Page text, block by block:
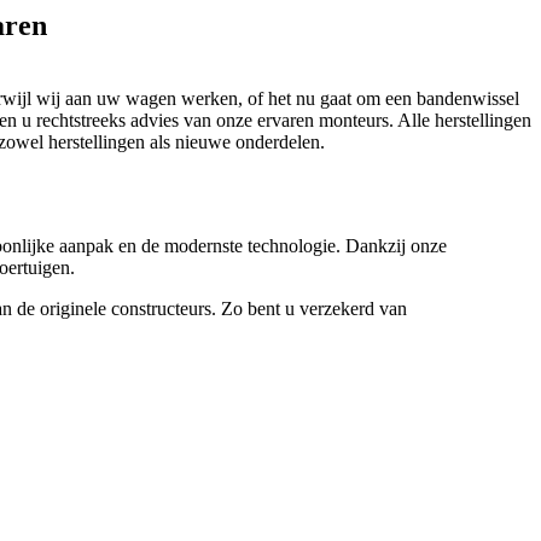
wij aan uw wagen werken, of het nu gaat om een bandenwissel
rechtstreeks advies van onze ervaren monteurs. Alle herstellingen
herstellingen als nieuwe onderdelen.
aanpak en de modernste technologie. Dankzij onze
de originele constructeurs. Zo bent u verzekerd van